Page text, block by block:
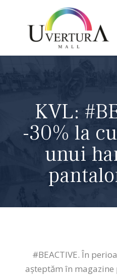
KVL:
-30% la
unui
#BEACTIVE. În
așteptăm în